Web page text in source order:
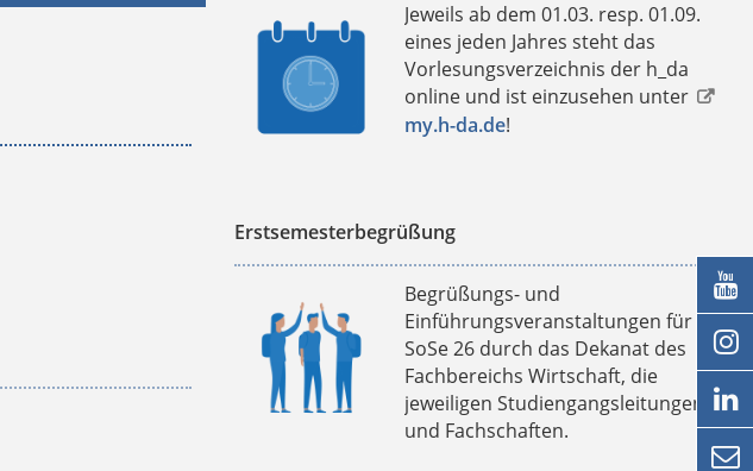
Jeweils ab dem 01.03. resp. 01.09.
eines jeden Jahres steht das
Vorlesungsverzeichnis der h_da
online und ist einzusehen unter
my.h-da.de!
Erstsemesterbegrüßung
Begrüßungs- und
Einführungsveranstaltungen für das
SoSe 26 durch das Dekanat des
Fachbereichs Wirtschaft, die
jeweiligen Studiengangsleitungen
und Fachschaften.



